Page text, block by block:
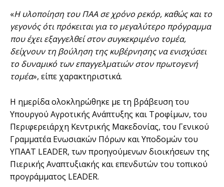
«Η υλοποίηση του ΠΑΑ σε χρόνο ρεκόρ, καθώς και το
γεγονός ότι πρόκειται για το μεγαλύτερο πρόγραμμα
που έχει εξαγγελθεί στον συγκεκριμένο τομέα,
δείχνουν τη βούληση της κυβέρνησης να ενισχύσει
το δυναμικό των επαγγελματιών στον πρωτογενή
τομέα», είπε χαρακτηριστικά.
Η ημερίδα ολοκληρώθηκε με τη βράβευση του
Υπουργού Αγροτικής Ανάπτυξης και Τροφίμων, του
Περιφερειάρχη Κεντρικής Μακεδονίας, του Γενικού
Γραμματέα Ενωσιακών Πόρων και Υποδομών του
ΥΠΑΑΤ LEADER, των προηγούμενων διοικήσεων της
Πιερικής Αναπτυξιακής και επενδυτών του τοπικού
προγράμματος LEADER.